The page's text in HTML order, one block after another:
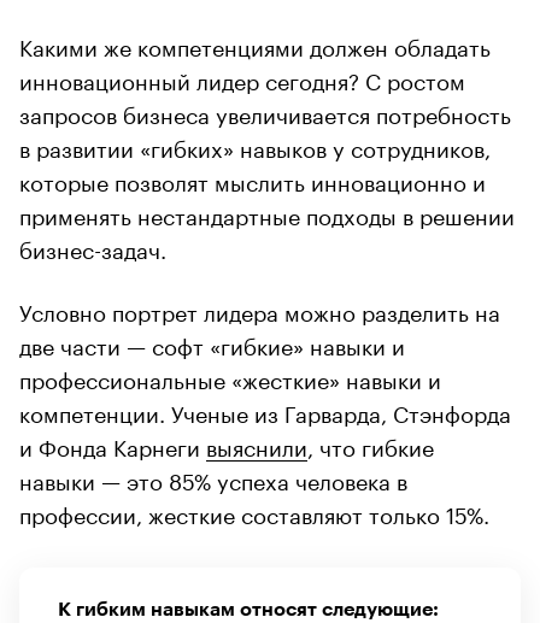
Какими же компетенциями должен обладать
инновационный лидер сегодня? С ростом
запросов бизнеса увеличивается потребность
в развитии «гибких» навыков у сотрудников,
которые позволят мыслить инновационно и
применять нестандартные подходы в решении
бизнес-задач.
Условно портрет лидера можно разделить на
две части — софт «гибкие» навыки и
профессиональные «жесткие» навыки и
компетенции. Ученые из Гарварда, Стэнфорда
и Фонда Карнеги выяснили , что гибкие
навыки — это 85% успеха человека в
профессии, жесткие составляют только 15%.
К гибким навыкам относят следующие: